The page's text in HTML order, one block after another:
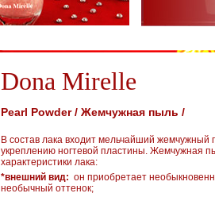
Dona Mirelle
Pearl Powder / Жемчужная пыль /
В состав лака входит мельчайший жемчужный
укреплению ногтевой пластины. Жемчужная
характеристики лака:
*внешний вид: он приобретает
необычный оттенок;